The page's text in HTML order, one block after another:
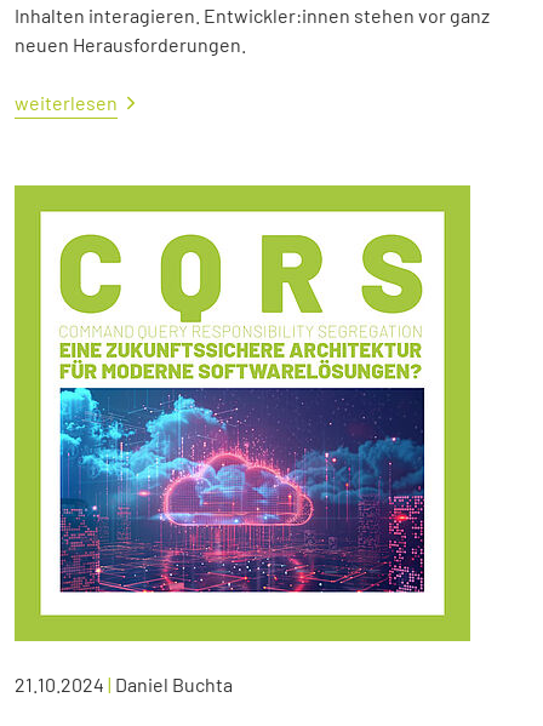
Inhalten interagieren. Entwickler:innen stehen vor ganz
neuen Herausforderungen.
weiterlesen
21.10.2024 | Daniel Buchta